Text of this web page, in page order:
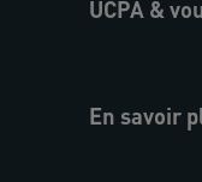
UCPA &
En savoir